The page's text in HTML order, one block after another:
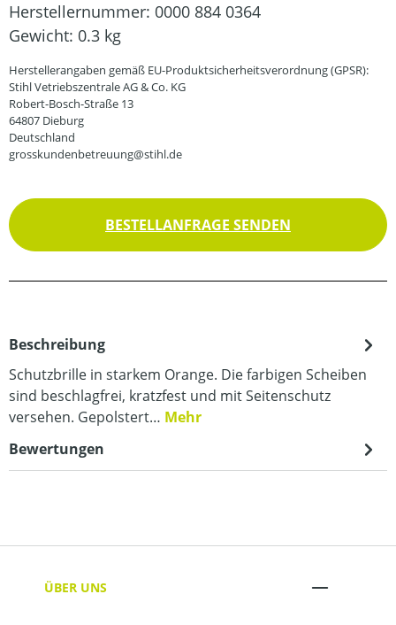
Herstellernummer: 0000 884 0364
Gewicht: 0.3 kg
Herstellerangaben gemäß EU-Produktsicherheitsverordnung (GPSR):
Stihl Vetriebszentrale AG & Co. KG
Robert-Bosch-Straße 13
64807 Dieburg
Deutschland
grosskundenbetreuung@stihl.de
BESTELLANFRAGE SENDEN
Beschreibung
Schutzbrille in starkem Orange. Die farbigen Scheiben
sind beschlagfrei, kratzfest und mit Seitenschutz
versehen. Gepolstert… Mehr
Bewertungen
ÜBER UNS